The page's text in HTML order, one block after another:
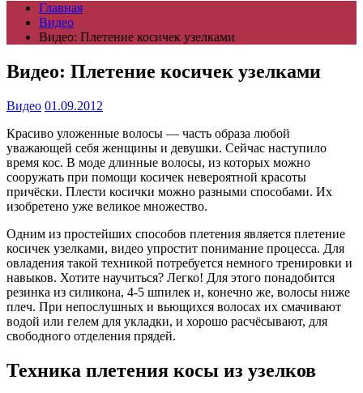
Главная
Видео
Видео: Плетение косичек узелками
Видео: Плетение косичек узелками
Видео 01.09.2012
Красиво уложенные волосы — часть образа любой
уважающей себя женщины и девушки. Сейчас наступило
время кос. В моде длинные волосы, из которых можно
сооружать при помощи косичек невероятной красоты
причёски. Плести косички можно разными способами. Их
изобретено уже великое множество.
Одним из простейших способов плетения является плетение
косичек узелками, видео упростит понимание процесса. Для
овладения такой техникой потребуется немного тренировки и
навыков. Хотите научиться? Легко! Для этого понадобится
резинка из силикона, 4-5 шпилек и, конечно же, волосы ниже
плеч. При непослушных и вьющихся волосах их смачивают
водой или гелем для укладки, и хорошо расчёсывают, для
свободного отделения прядей.
Техника плетения косы из узелков